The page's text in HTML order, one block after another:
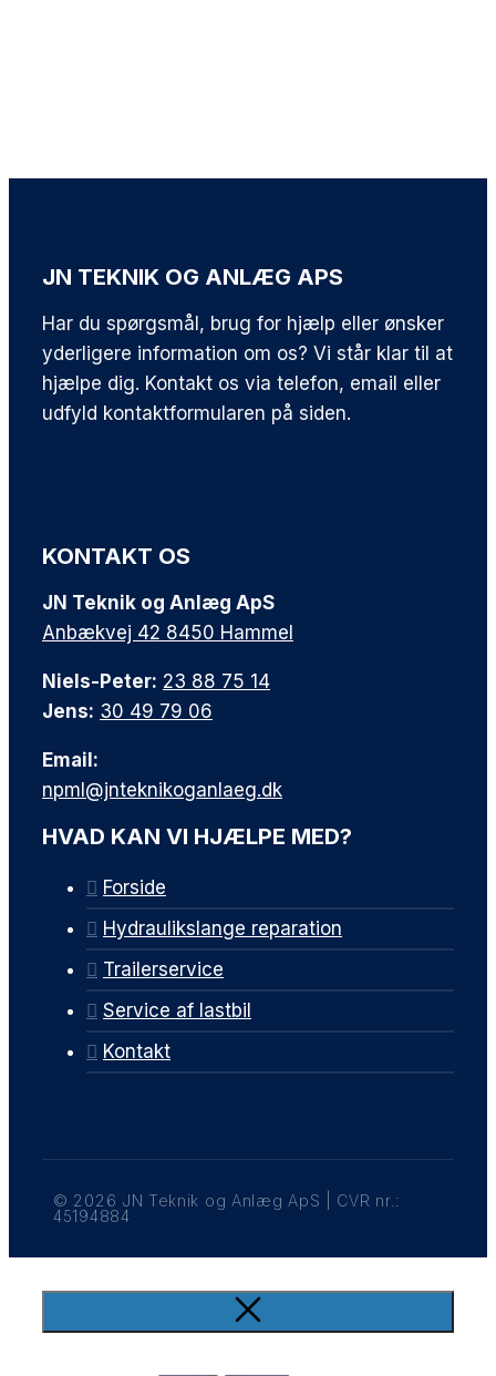
JN TEKNIK OG ANLÆG APS
Har du spørgsmål, brug for hjælp eller ønsker
yderligere information om os? Vi står klar til at
hjælpe dig. Kontakt os via telefon, email eller
udfyld kontaktformularen på siden.
KONTAKT OS
JN Teknik og Anlæg ApS
Anbækvej 42 8450 Hammel
Niels-Peter: 23 88 75 14
Jens: 30 49 79 06
Email:
npml@jnteknikoganlaeg.dk
HVAD KAN VI HJÆLPE MED?
Forside
Hydraulikslange reparation
Trailerservice
Service af lastbil
Kontakt
© 2026 JN Teknik og Anlæg ApS | CVR nr.:
45194884